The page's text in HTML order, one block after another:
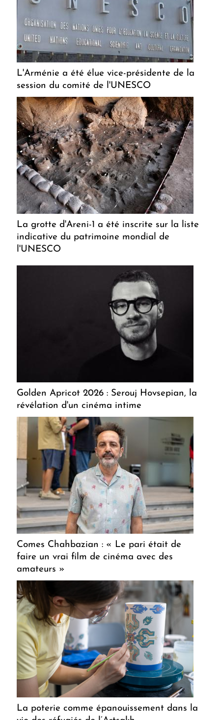
L'Arménie a été élue vice-présidente de la
session du comité de l'UNESCO
La grotte d'Areni-1 a été inscrite sur la liste
indicative du patrimoine mondial de
l'UNESCO
Golden Apricot 2026 : Serouj Hovsepian, la
révélation d'un cinéma intime
Comes Chahbazian : « Le pari était de
faire un vrai film de cinéma avec des
amateurs »
La poterie comme épanouissement dans la